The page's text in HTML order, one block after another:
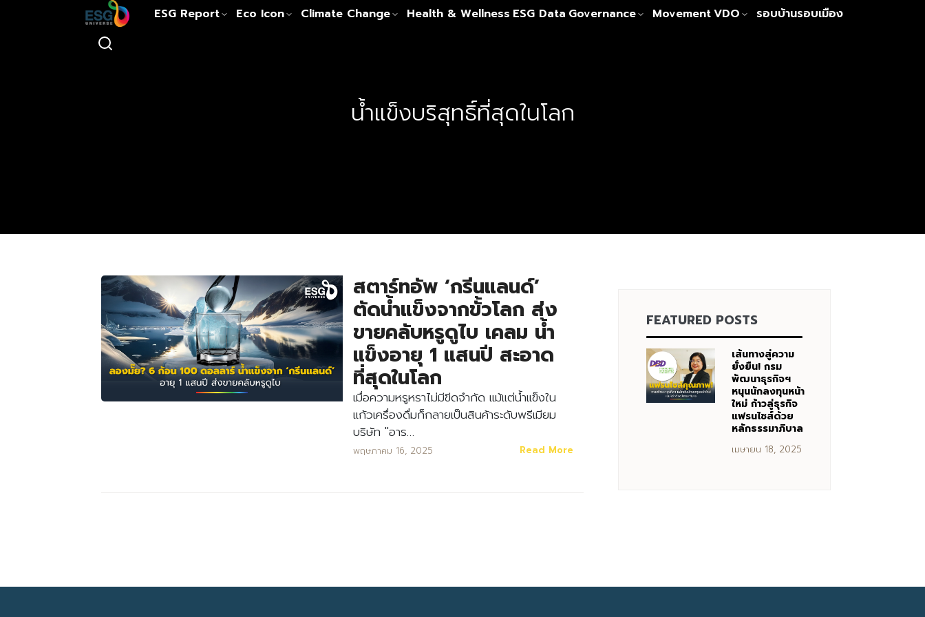
ESG Report Eco Icon Climate Change Health & Wellness ESG Data Governance MovementVDO รอบบ้านรอบเมือง
Search
for:
น้ำแข็งบริสุทธิ์ที่สุดในโลก
สตาร์ทอัพ ‘กรีนแลนด์’
ตัดน้ำแข็งจากขั้วโลก ส่ง
ขายคลับหรูดูไบ เคลม น้ำ
แข็งอายุ 1 แสนปี สะอาด
ที่สุดในโลก
เมื่อความหรูหราไม่มีขีดจำกัด แม้แต่น้ำแข็งใน
แก้วเครื่องดื่มก็กลายเป็นสินค้าระดับพรีเมียม
บริษัท "อาร…
พฤษภาคม 16, 2025 Read More
FEATURED POSTS
เส้นทางสู่ความ
ยั่งยืน! กรม
พัฒนาธุรกิจฯ
หนุนนักลงทุนหน้า
ใหม่ ก้าวสู่ธุรกิจ
แฟรนไชส์ด้วย
หลักธรรมาภิบาล
เมษายน 18, 2025